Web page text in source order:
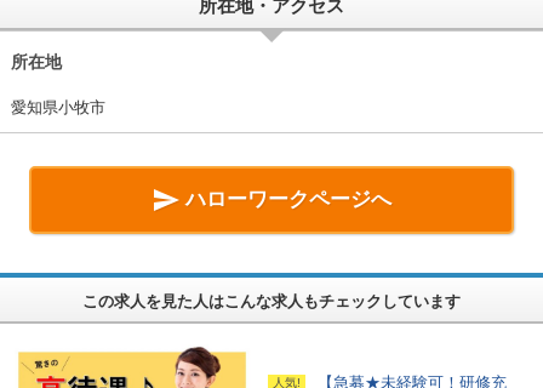
所在地・アクセス
所在地
愛知県小牧市
 ハローワークページへ
この求人を見た人はこんな求人もチェックしています
【急募★未経験可！研修充